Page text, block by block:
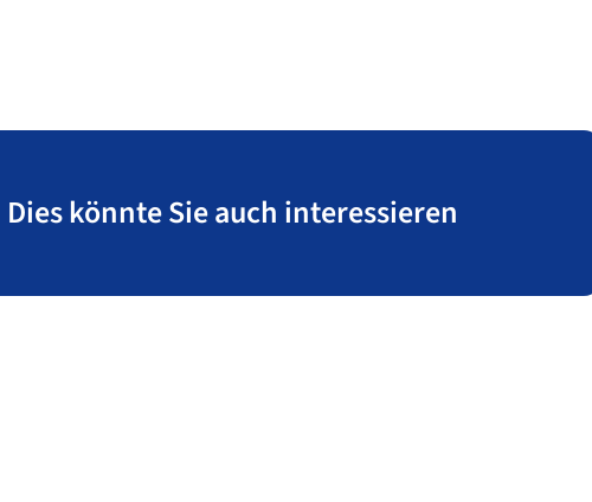
Dies könnte Sie auch interessieren